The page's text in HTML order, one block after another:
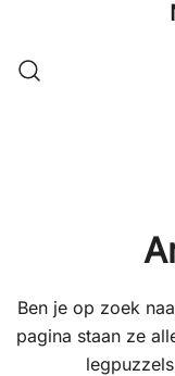
de
Ben je op zoek
pagina staan ze